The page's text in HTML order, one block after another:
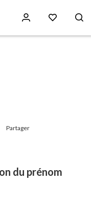
Partager
du prénom